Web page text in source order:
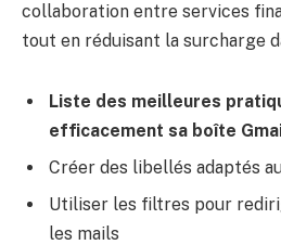
collaboration entre services
tout en réduisant la surcharge
Liste des meilleures
efficacement sa boîte
Créer des libellés adaptés
Utiliser les filtres pour
les mails